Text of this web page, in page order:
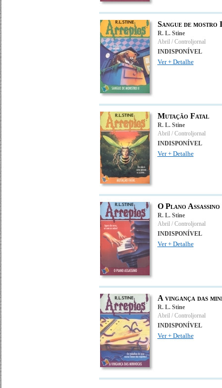
Sangue de mostro
R. L. Stine
Abril / Controljornal
INDISPONÍVEL
Ver + Detalhe
Mutação Fatal
R. L. Stine
Abril / Controljornal
INDISPONÍVEL
Ver + Detalhe
O Plano Assassino
R. L. Stine
Abril / Controljornal
INDISPONÍVEL
Ver + Detalhe
A vingança das
R. L. Stine
Abril / Controljornal
INDISPONÍVEL
Ver + Detalhe